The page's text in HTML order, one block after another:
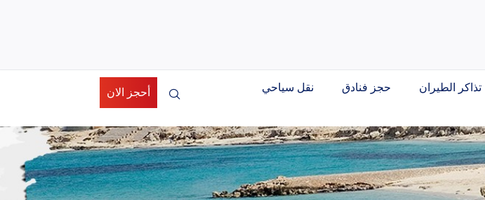
تذاكر الطيران حجز فنادق
نقل سياحي
أحجز الان